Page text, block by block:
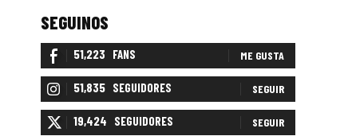
SEGUINOS
51,223 FANS ME GUSTA
51,835 SEGUIDORES SEGUIR
19,424 SEGUIDORES SEGUIR